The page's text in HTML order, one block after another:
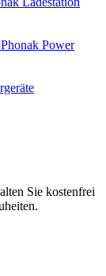
Phonak Power
Sie kostenfrei